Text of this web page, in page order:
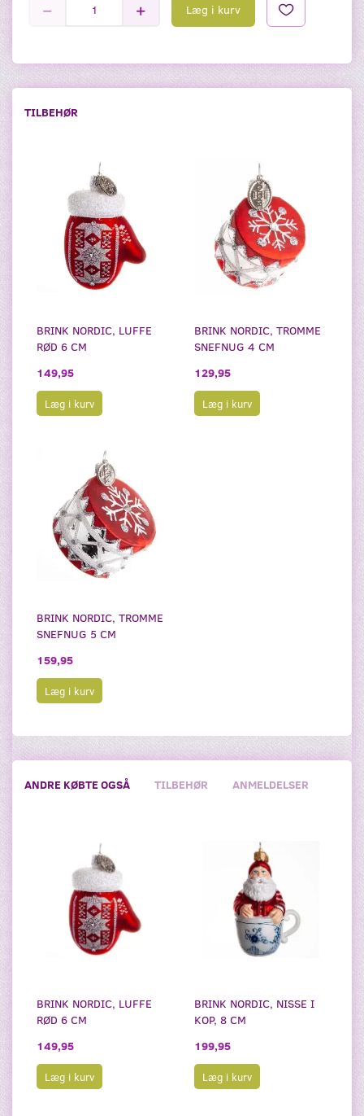
Læg i kurv
TILBEHØR
BRINK NORDIC, LUFFE
RØD 6 CM
149,95
Læg i kurv
BRINK NORDIC, TROMME
SNEFNUG 4 CM
129,95
Læg i kurv
BRINK NORDIC, TROMME
SNEFNUG 5 CM
159,95
Læg i kurv
ANDRE KØBTE OGSÅ TILBEHØR ANMELDELSER
BRINK NORDIC, LUFFE
RØD 6 CM
149,95
Læg i kurv
BRINK NORDIC, NISSE I
KOP, 8 CM
199,95
Læg i kurv